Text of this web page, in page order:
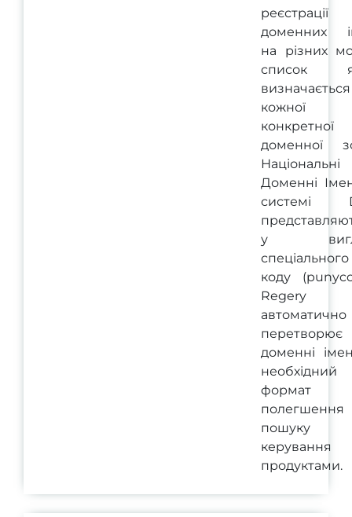
реєстрації
доменних
на різних
список
кожної
конкретної
доменної
Національні
Доменні
системі
у
спеціального
коду
Regery
автоматично
перетворює
доменні
необхідний
формат
полегшення
пошуку
керування
продуктами.